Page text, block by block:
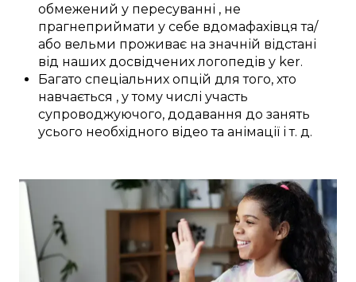
обмежений у пересуванні , не
прагнеприймати у себе вдомафахівця та/
або вельми проживає на значній відстані
від наших досвідчених логопедів у ker.
Багато спеціальних опцій длятого, хто
навчається , у тому числі участь
супроводжуючого, додавання до занять
усього необхідного відео та анімації і т. д.